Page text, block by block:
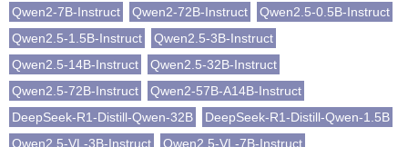
Qwen2-7B-Instruct
Qwen2-72B-Instruct
Qwen2.5-0.5B-Instruct
Qwen2.5-1.5B-Instruct
Qwen2.5-3B-Instruct
Qwen2.5-14B-Instruct
Qwen2.5-32B-Instruct
Qwen2.5-72B-Instruct
Qwen2-57B-A14B-Instruct
DeepSeek-R1-Distill-Qwen-32B
DeepSeek-R1-Distill-Qwen-1.5B
Qwen2.5-VL-3B-Instruct
Qwen2.5-VL-7B-Instruct